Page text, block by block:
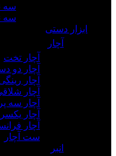
سه
سه
ابزار دستی
آچار
آچار تخت
آچار دو
آچار
آچار
آچار سه پر
آچار
آچار
ست آچار
انبر